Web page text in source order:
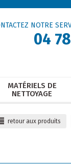
NOTRE
04
MATÉRIELS DE
NETTOYAGE
retour aux produits